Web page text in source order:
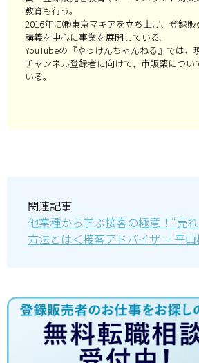
教育も行う。
2016年に㈱東京マキアを立ち上げ、登録
講義を中心に事業を展開している。
YouTubeの『やっけんちゃんねる』では、
チャンネル登録者に向けて、市販薬につい
いる。
関連記事
他業種から学ぶ接客の極意！“売
方法とは＜接客アドバイザー 平